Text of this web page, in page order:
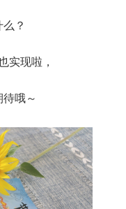
？
实现啦，
哦～